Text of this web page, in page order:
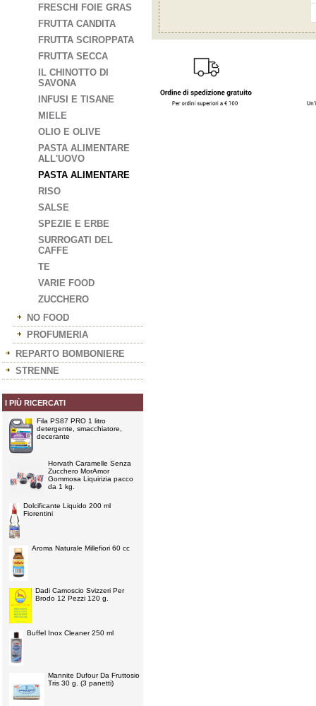
FRESCHI FOIE GRAS
FRUTTA CANDITA
FRUTTA SCIROPPATA
FRUTTA SECCA
IL CHINOTTO DI
SAVONA
INFUSI E TISANE
MIELE
OLIO E OLIVE
PASTA ALIMENTARE
ALL'UOVO
PASTA ALIMENTARE
RISO
SALSE
SPEZIE E ERBE
SURROGATI DEL
CAFFE
TE
VARIE FOOD
ZUCCHERO
NO FOOD
PROFUMERIA
REPARTO BOMBONIERE
STRENNE
I PIÙ RICERCATI
Fila PS87 PRO 1 litro
detergente, smacchiatore,
decerante
Horvath Caramelle Senza
Zucchero MorAmor
Gommosa Liquirizia pacco
da 1 kg.
Dolcificante Liquido 200 ml
Fiorentini
Aroma Naturale Millefiori 60 cc
Dadi Camoscio Svizzeri Per
Brodo 12 Pezzi 120 g.
Buffel Inox Cleaner 250 ml
Mannite Dufour Da Fruttosio
Tris 30 g. (3 panetti)